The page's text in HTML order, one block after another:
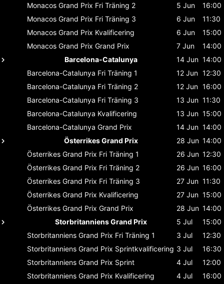
Monacos Grand Prix Fri Träning 2 5 Jun
16:00
Monacos Grand Prix Fri Träning 3 6 Jun
11:30
Monacos Grand Prix Kvalificering 6 Jun
15:00
Monacos Grand Prix Grand Prix 7 Jun
14:00
Barcelona-Catalunya
14 Jun 14:00
Barcelona-Catalunya Fri Träning 1 12 Jun 12:30
Barcelona-Catalunya Fri Träning 2 12 Jun 16:00
Barcelona-Catalunya Fri Träning 3 13 Jun 11:30
Barcelona-Catalunya Kvalificering 13 Jun 15:00
Barcelona-Catalunya Grand Prix 14 Jun 14:00
Österrikes Grand Prix
28 Jun 14:00
Österrikes Grand Prix Fri Träning 1 26 Jun 12:30
Österrikes Grand Prix Fri Träning 2 26 Jun 16:00
Österrikes Grand Prix Fri Träning 3 27 Jun 11:30
Österrikes Grand Prix Kvalificering 27 Jun 15:00
Österrikes Grand Prix Grand Prix 28 Jun 14:00
Storbritanniens Grand Prix
5 Jul
15:00
Storbritanniens Grand Prix Fri Träning 1 3 Jul
12:30
Storbritanniens Grand Prix Sprintkvalificering 3 Jul
16:30
Storbritanniens Grand Prix Sprint 4 Jul
12:00
Storbritanniens Grand Prix Kvalificering 4 Jul
16:00